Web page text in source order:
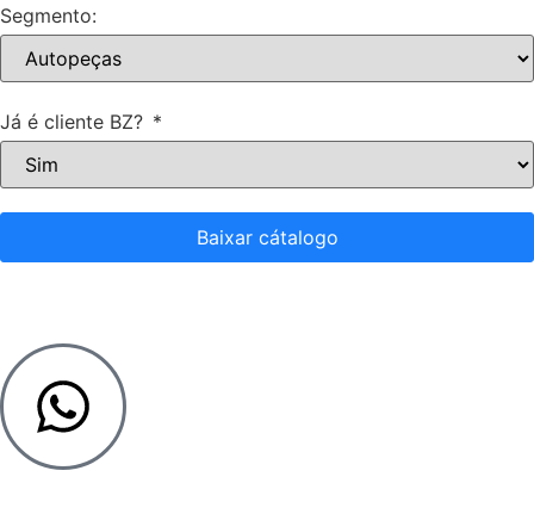
Segmento:
Já é cliente BZ?
Baixar cátalogo